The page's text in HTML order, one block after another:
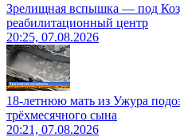
Зрелищная вспышка — под
реабилитационный центр
20:25, 07.08.2026
18-летнюю мать из Ужура
трёхмесячного сына
20:21, 07.08.2026